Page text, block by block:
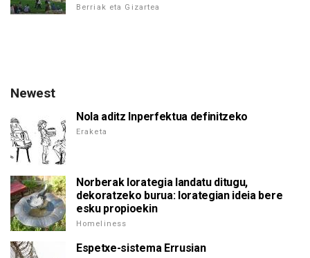
Berriak eta Gizartea
Newest
Nola aditz Inperfektua definitzeko
Eraketa
Norberak lorategia landatu ditugu,
dekoratzeko burua: lorategian ideia bere
esku propioekin
Homeliness
Espetxe-sistema Errusian